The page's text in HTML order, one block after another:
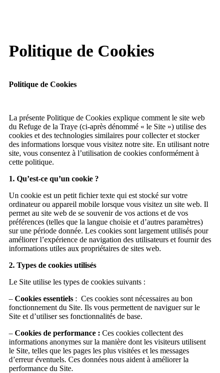
Politique de Cookies
Politique de Cookies
La présente Politique de Cookies explique comment le site web
du Refuge de la Traye (ci-après dénommé « le Site ») utilise des
cookies et des technologies similaires pour collecter et stocker
des informations lorsque vous visitez notre site. En utilisant notre
site, vous consentez à l’utilisation de cookies conformément à
cette politique.
1. Qu’est-ce qu’un cookie ?
Un cookie est un petit fichier texte qui est stocké sur votre
ordinateur ou appareil mobile lorsque vous visitez un site web. Il
permet au site web de se souvenir de vos actions et de vos
préférences (telles que la langue choisie et d’autres paramètres)
sur une période donnée. Les cookies sont largement utilisés pour
améliorer l’expérience de navigation des utilisateurs et fournir des
informations utiles aux propriétaires de sites web.
2. Types de cookies utilisés
Le Site utilise les types de cookies suivants :
– Cookies essentiels : Ces cookies sont nécessaires au bon
fonctionnement du Site. Ils vous permettent de naviguer sur le
Site et d’utiliser ses fonctionnalités de base.
– Cookies de performance : Ces cookies collectent des
informations anonymes sur la manière dont les visiteurs utilisent
le Site, telles que les pages les plus visitées et les messages
d’erreur éventuels. Ces données nous aident à améliorer la
performance du Site.